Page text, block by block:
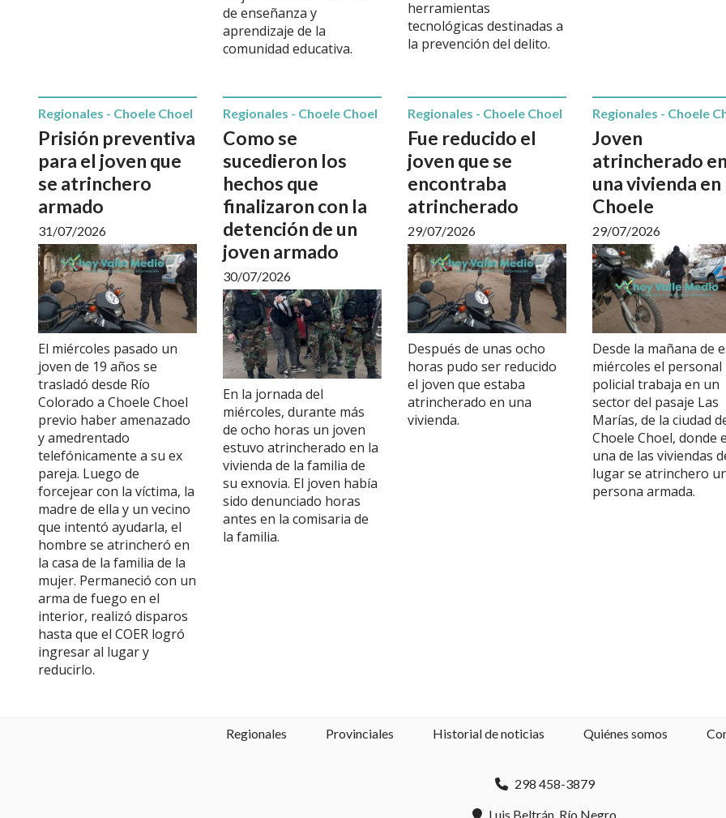
de enseñanza y
aprendizaje de la
comunidad educativa.
herramientas
tecnológicas destinadas a
la prevención del delito.
Prisión preventiva
para el joven que
se atrinchero
armado
Regionales - Choele Choel
31/07/2026
El miércoles pasado un
joven de 19 años se
trasladó desde Río
Colorado a Choele Choel
previo haber amenazado
y amedrentado
telefónicamente a su ex
pareja. Luego de
forcejear con la víctima, la
madre de ella y un vecino
que intentó ayudarla, el
hombre se atrincheró en
la casa de la familia de la
mujer. Permaneció con un
arma de fuego en el
interior, realizó disparos
hasta que el COER logró
ingresar al lugar y
reducirlo.
Como se
sucedieron los
hechos que
finalizaron con la
detención de un
joven armado
Regionales - Choele Choel
30/07/2026
En la jornada del
miércoles, durante más
de ocho horas un joven
estuvo atrincherado en la
vivienda de la familia de
su exnovia. El joven había
sido denunciado horas
antes en la comisaria de
la familia.
Fue reducido el
joven que se
encontraba
atrincherado
Regionales - Choele Choel
29/07/2026
Después de unas ocho
horas pudo ser reducido
el joven que estaba
atrincherado en una
vivienda.
Joven
atrincherado
una vivienda en
Choele
Regionales - Choele
29/07/2026
Desde la mañana de
miércoles el personal
policial trabaja en un
sector del pasaje Las
Marías, de la ciudad
Choele Choel, donde
una de las viviendas
lugar se atrinchero
persona armada.
Regionales Provinciales Historial de noticias Quiénes somos
298 458-3879
Luis Beltrán, Río Negro